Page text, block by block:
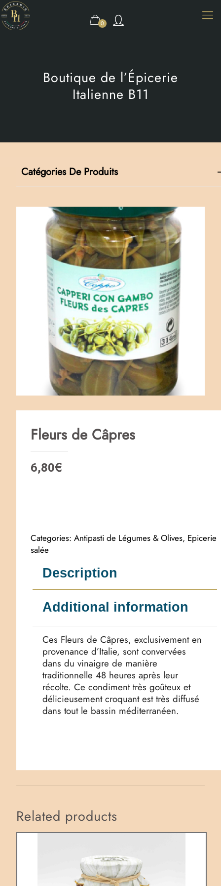
0
Boutique de l’Épicerie
Italienne B11
Catégories De Produits
Fleurs de Câpres
6,80€
Categories: Antipasti de Légumes & Olives, Epicerie
salée
Description
Additional information
Ces Fleurs de Câpres, exclusivement en
provenance d’Italie, sont convervées
dans du vinaigre de manière
traditionnelle 48 heures après leur
récolte. Ce condiment très goûteux et
délicieusement croquant est très diffusé
dans tout le bassin méditerranéen.
Related products